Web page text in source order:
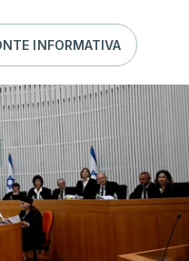
INFORMATIVA